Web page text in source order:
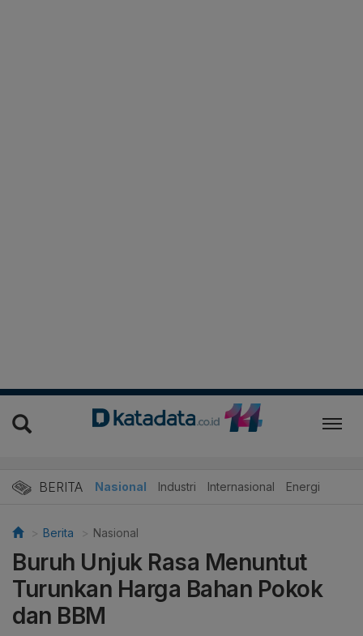
BERITA Nasional Industri Internasional Energi
Berita Nasional
Buruh Unjuk Rasa Menuntut
Turunkan Harga Bahan Pokok
dan BBM